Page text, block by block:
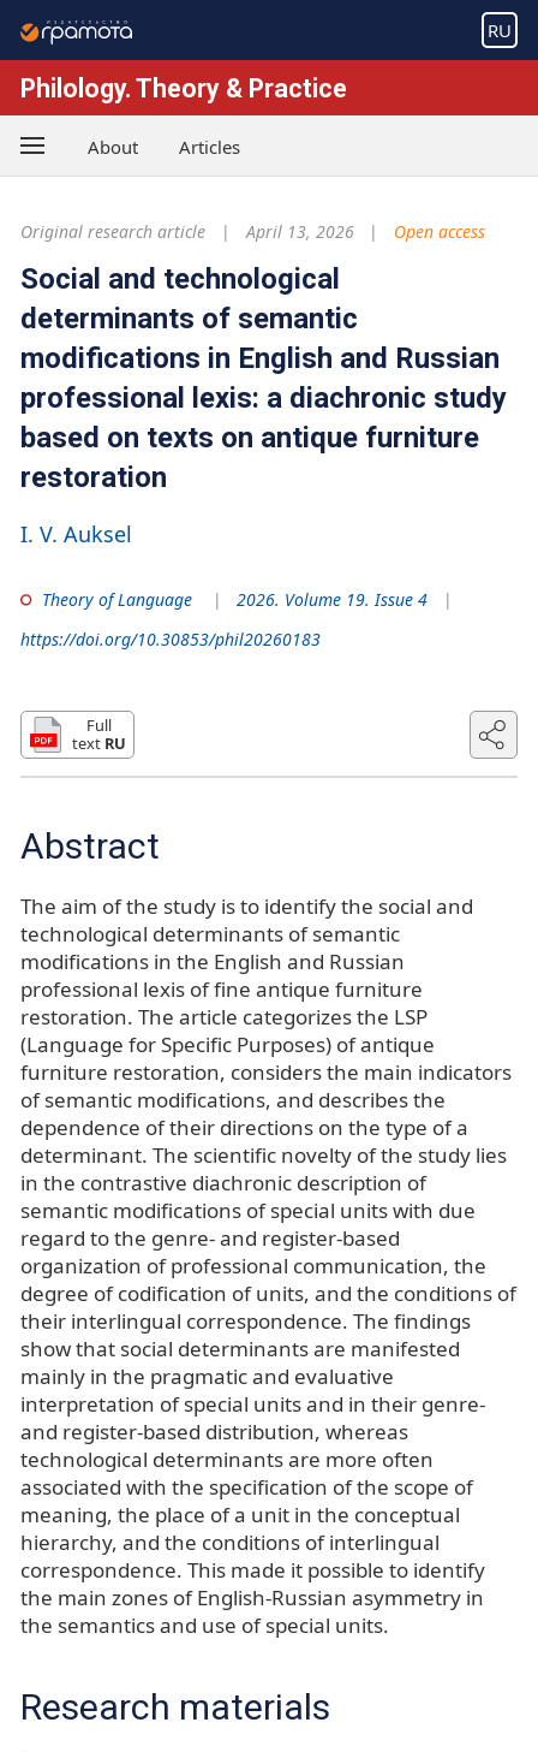
RU
Philology. Theory & Practice
About Articles
Original research article April 13, 2026 Open access
Social and technological
determinants of semantic
modifications in English and Russian
professional lexis: a diachronic study
based on texts on antique furniture
restoration
I. V. Auksel
Theory of Language
2026. Volume 19. Issue 4
https://doi.org/10.30853/phil20260183
Full
text RU
Abstract
The aim of the study is to identify the social and
technological determinants of semantic
modifications in the English and Russian
professional lexis of fine antique furniture
restoration. The article categorizes the LSP
(Language for Specific Purposes) of antique
furniture restoration, considers the main indicators
of semantic modifications, and describes the
dependence of their directions on the type of a
determinant. The scientific novelty of the study lies
in the contrastive diachronic description of
semantic modifications of special units with due
regard to the genre- and register-based
organization of professional communication, the
degree of codification of units, and the conditions of
their interlingual correspondence. The findings
show that social determinants are manifested
mainly in the pragmatic and evaluative
interpretation of special units and in their genre-
and register-based distribution, whereas
technological determinants are more often
associated with the specification of the scope of
meaning, the place of a unit in the conceptual
hierarchy, and the conditions of interlingual
correspondence. This made it possible to identify
the main zones of English-Russian asymmetry in
the semantics and use of special units.
Research materials